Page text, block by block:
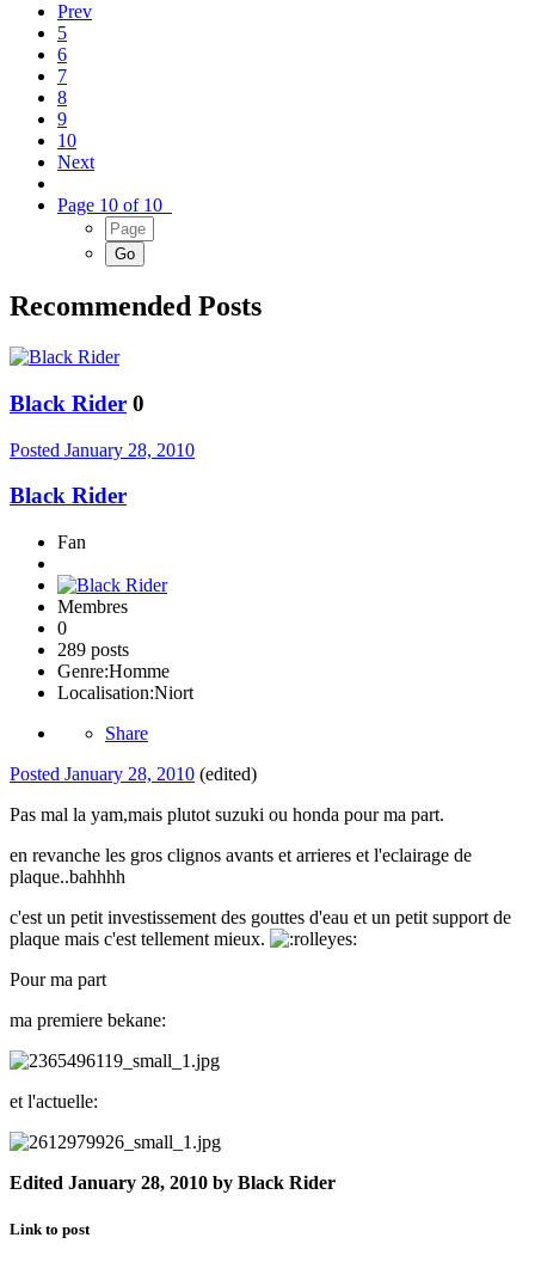
Prev
5
6
7
8
9
10
Next
Page 10 of 10
Recommended Posts
Black Rider 0
Posted January 28, 2010
Black Rider
Fan
Membres
0
289 posts
Genre:Homme
Localisation:Niort
Share
Posted January 28, 2010 (edited)
Pas mal la yam,mais plutot suzuki ou honda pour ma part.
en revanche les gros clignos avants et arrieres et l'eclairage de
plaque..bahhhh
c'est un petit investissement des gouttes d'eau et un petit support de
plaque mais c'est tellement mieux.
Pour ma part
ma premiere bekane:
et l'actuelle:
Edited January 28, 2010 by Black Rider
Link to post